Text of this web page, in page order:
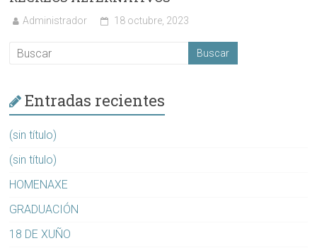
Administrador 18 octubre, 2023
Entradas recientes
(sin título)
(sin título)
HOMENAXE
GRADUACIÓN
18 DE XUÑO